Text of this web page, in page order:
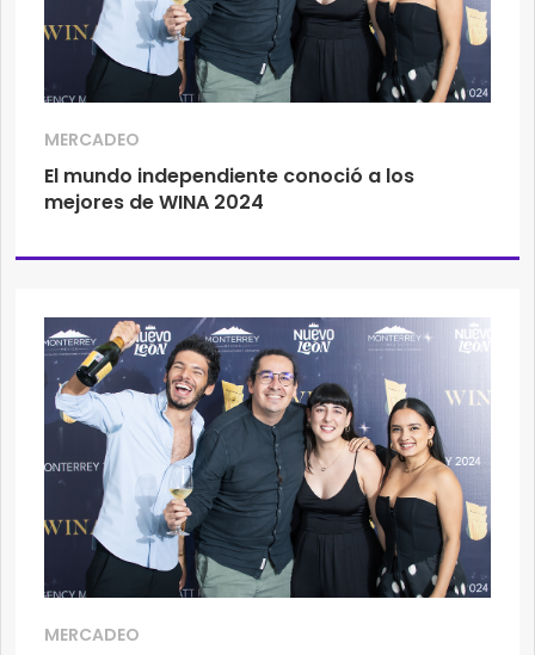
MERCADEO
El mundo independiente conoció a los
mejores de WINA 2024
MERCADEO